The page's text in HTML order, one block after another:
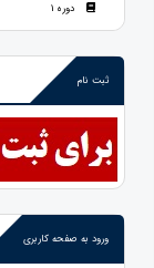
دوره 1
ثبت نام
ورود به صفحه کاربری